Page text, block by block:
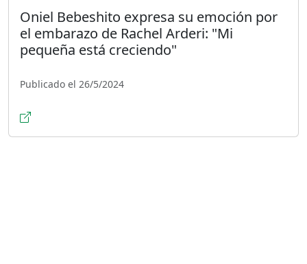
Oniel Bebeshito expresa su emoción por
el embarazo de Rachel Arderi: "Mi
pequeña está creciendo"
Publicado el 26/5/2024